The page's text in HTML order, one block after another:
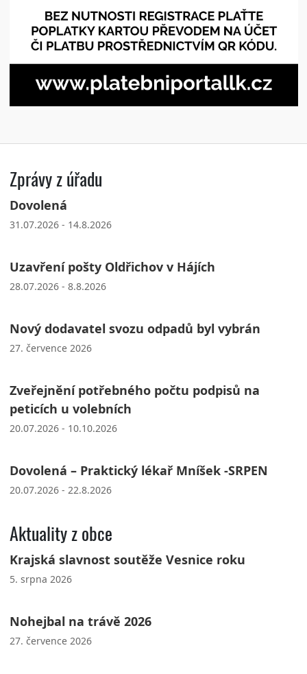
Zprávy z úřadu
Dovolená
31.07.2026 - 14.8.2026
Uzavření pošty Oldřichov v Hájích
28.07.2026 - 8.8.2026
Nový dodavatel svozu odpadů byl vybrán
27. července 2026
Zveřejnění potřebného počtu podpisů na
peticích u volebních
20.07.2026 - 10.10.2026
Dovolená – Praktický lékař Mníšek -SRPEN
20.07.2026 - 22.8.2026
Aktuality z obce
Krajská slavnost soutěže Vesnice roku
5. srpna 2026
Nohejbal na trávě 2026
27. července 2026